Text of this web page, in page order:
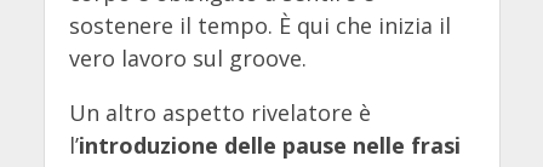
sostenere il tempo. È qui che inizia il
vero lavoro sul groove.
Un altro aspetto rivelatore è
l’introduzione delle pause nelle frasi